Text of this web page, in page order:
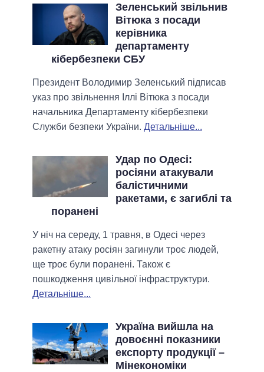
Зеленський звільнив
Вітюка з посади
керівника
департаменту
кібербезпеки СБУ
Президент Володимир Зеленський підписав
указ про звільнення Іллі Вітюка з посади
начальника Департаменту кібербезпеки
Служби безпеки України. Детальніше...
Удар по Одесі:
росіяни атакували
балістичними
ракетами, є загиблі та
поранені
У ніч на середу, 1 травня, в Одесі через
ракетну атаку росіян загинули троє людей,
ще троє були поранені. Також є
пошкодження цивільної інфраструктури.
Детальніше...
Україна вийшла на
довоєнні показники
експорту продукції –
Мінекономіки